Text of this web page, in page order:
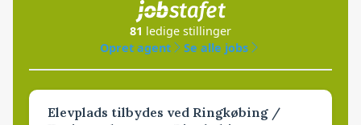
81 ledige stillinger
Opret agent
Se alle jobs
Elevplads tilbydes ved Ringkøbing /